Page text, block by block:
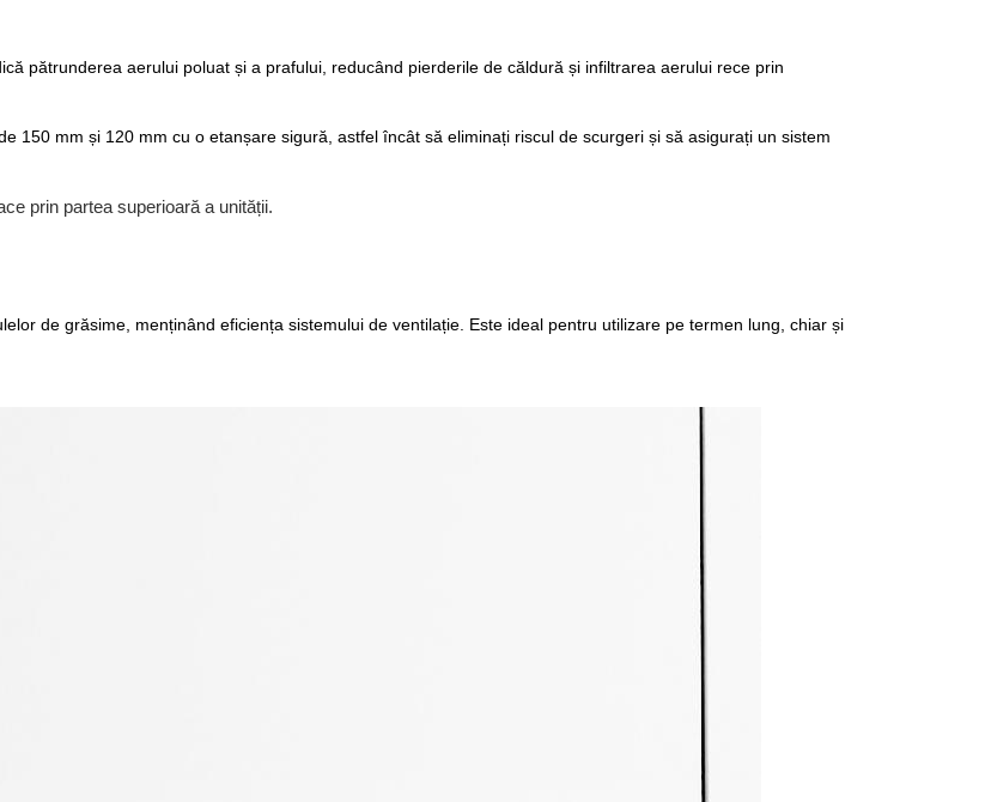
pătrunderea aerului poluat și a prafului, reducând pierderile de căldură și infiltrarea aerului rece prin
150 mm și 120 mm cu o etanșare sigură, astfel încât să eliminați riscul de scurgeri și să asigurați un sistem
prin partea superioară a unității.
de grăsime, menținând eficiența sistemului de ventilație. Este ideal pentru utilizare pe termen lung, chiar și